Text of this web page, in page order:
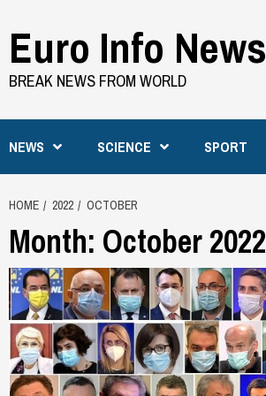
to
content
Euro Info News
BREAK NEWS FROM WORLD
NEWS SCIENCE SPORT
HOME 2022 OCTOBER
Month: October 2022